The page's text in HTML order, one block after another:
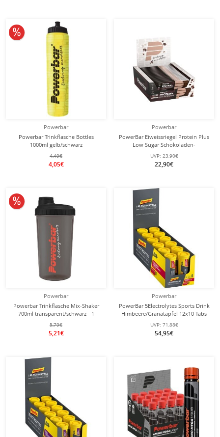
Powerbar
Powerbar Trinkflasche Bottles
1000ml gelb/schwarz
4,49€
4,05€
10% reduziert
Powerbar
PowerBar Eiweissriegel Protein Plus
Low Sugar Schokoladen-
Box
UVP: 23,90€
22,90€
Powerbar
Powerbar Trinkflasche Mix-Shaker
700ml transparent/schwarz - 1
5,79€
5,21€
10% reduziert
Powerbar
PowerBar 5Electrolytes Sports Drink
Himbeere/Granatapfel 12x10 Tabs
UVP: 71,88€
54,95€